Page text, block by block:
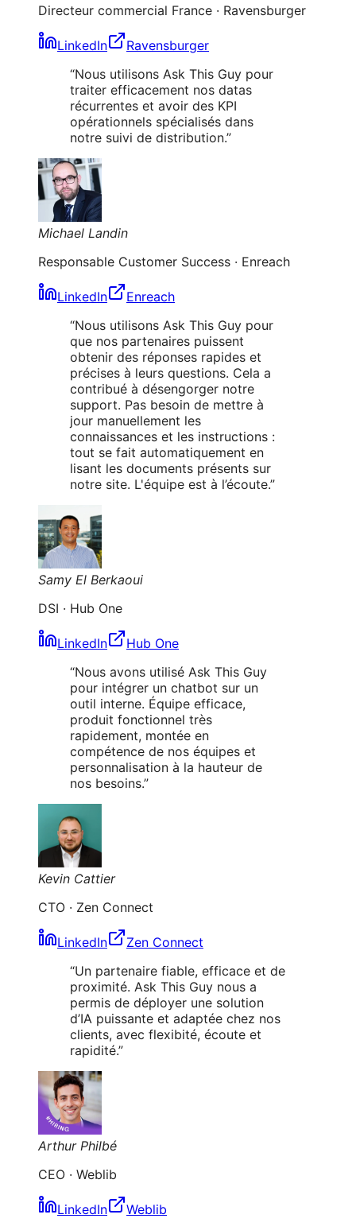
Directeur commercial France · Ravensburger
LinkedIn
Ravensburger
“Nous utilisons Ask This Guy pour
traiter efficacement nos datas
récurrentes et avoir des KPI
opérationnels spécialisés dans
notre suivi de distribution.”
Michael Landin
Responsable Customer Success · Enreach
LinkedIn
Enreach
“Nous utilisons Ask This Guy pour
que nos partenaires puissent
obtenir des réponses rapides et
précises à leurs questions. Cela a
contribué à désengorger notre
support. Pas besoin de mettre à
jour manuellement les
connaissances et les instructions :
tout se fait automatiquement en
lisant les documents présents sur
notre site. L'équipe est à l’écoute.”
Samy El Berkaoui
DSI · Hub One
LinkedIn
Hub One
“Nous avons utilisé Ask This Guy
pour intégrer un chatbot sur un
outil interne. Équipe efficace,
produit fonctionnel très
rapidement, montée en
compétence de nos équipes et
personnalisation à la hauteur de
nos besoins.”
Kevin Cattier
CTO · Zen Connect
LinkedIn
Zen Connect
“Un partenaire fiable, efficace et de
proximité. Ask This Guy nous a
permis de déployer une solution
d’IA puissante et adaptée chez nos
clients, avec flexibité, écoute et
rapidité.”
Arthur Philbé
CEO · Weblib
LinkedIn
Weblib